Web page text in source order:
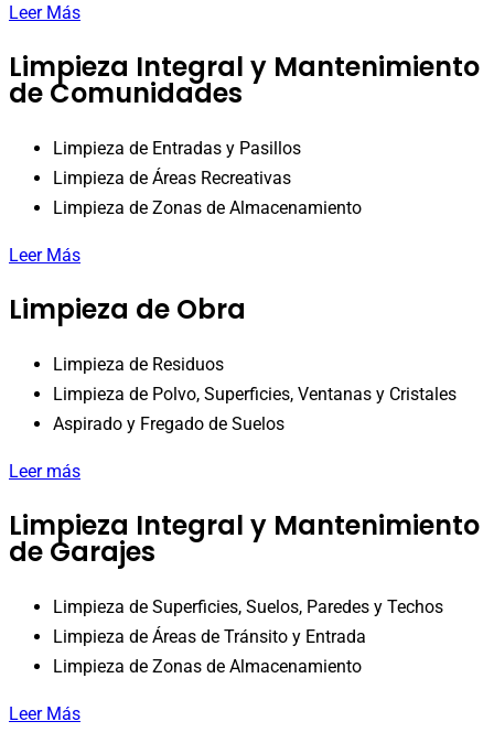
Leer Más
Limpieza Integral y Mantenimiento
de Comunidades
Limpieza de Entradas y Pasillos
Limpieza de Áreas Recreativas
Limpieza de Zonas de Almacenamiento
Leer Más
Limpieza de Obra
Limpieza de Residuos
Limpieza de Polvo, Superficies, Ventanas y Cristales
Aspirado y Fregado de Suelos
Leer más
Limpieza Integral y Mantenimiento
de Garajes
Limpieza de Superficies, Suelos, Paredes y Techos
Limpieza de Áreas de Tránsito y Entrada
Limpieza de Zonas de Almacenamiento
Leer Más